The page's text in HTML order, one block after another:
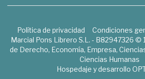
Política de privacidad Condiciones
Marcial Pons Librero S.L. - B82947326 ©
de Derecho, Economía, Empresa,
Ciencias Humanas
Hospedaje y desarrollo